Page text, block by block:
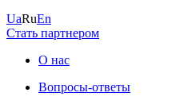
UaRuEn
Стать партнером
О нас
Вопросы-ответы